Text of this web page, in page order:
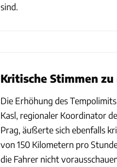
sind.
Kritische Stimmen
Die Erhöhung des
Kasl, regionaler Koordinator
Prag, äußerte sich ebenfalls
von 150 Kilometern pro
die Fahrer nicht